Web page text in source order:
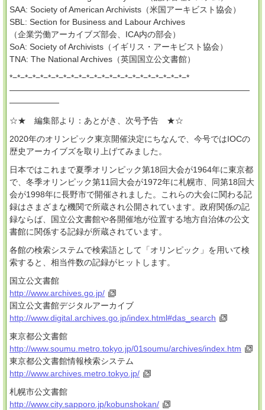
SAA: Society of American Archivists（米国アーキビスト協会）
SBL: Section for Business and Labour Archives
（企業労働アーカイブズ部会、ICA内の部会）
SoA: Society of Archivists（イギリス・アーキビスト協会）
TNA: The National Archives（英国国立公文書館）
*−*−*−*−*−*−*−*−*−*−*−*−*−*−*−*−*−*−*−*−*−*−*−*
―――――――――――――――――――――――――――――
――――――
☆★ 編集部より：あとがき、次号予告 ★☆
2020年のオリンピック東京開催決定にちなんで、今号ではIOCの
歴史アーカイブズを取り上げてみました。
日本ではこれまで夏季オリンピック第18回大会が1964年に東京都
で、冬季オリンピック第11回大会が1972年に札幌市、同第18回大
会が1998年に長野市で開催されました。これらの大会に関わる記
録はさまざまな機関で所蔵され公開されています。政府関係の記
録ならば、国立公文書館や各開催地が位置する地方自治体の公文
書館に関係する記録が所蔵されています。
各館の検索システムで検索語として「オリンピック」を用いて検
索すると、相当件数の記録がヒットします。
国立公文書館
http://www.archives.go.jp/
国立公文書館デジタルアーカイブ
http://www.digital.archives.go.jp/index.html#das_search
東京都公文書館
http://www.soumu.metro.tokyo.jp/01soumu/archives/index.htm
東京都公文書館情報検索システム
http://www.archives.metro.tokyo.jp/
札幌市公文書館
http://www.city.sapporo.jp/kobunshokan/